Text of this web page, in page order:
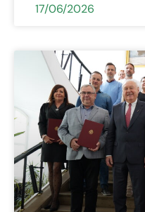
17/06/2026